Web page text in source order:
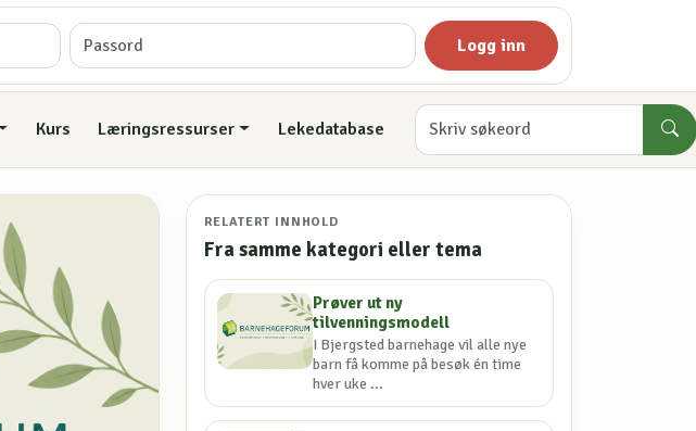
Logg inn
Kurs Læringsressurser Lekedatabase
RELATERT INNHOLD
Fra samme kategori eller tema
Prøver ut ny
tilvenningsmodell
I Bjergsted barnehage vil alle nye
barn få komme på besøk én time
hver uke ...